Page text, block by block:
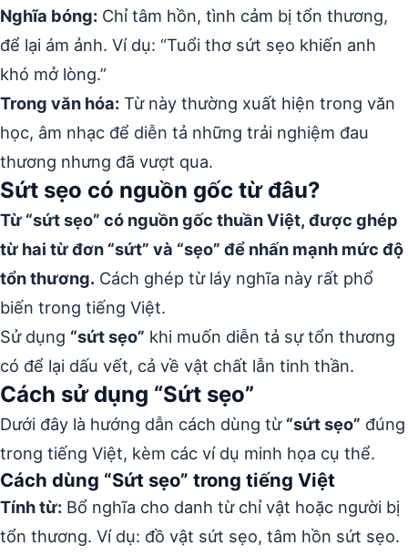
Nghĩa bóng: Chỉ tâm hồn, tình cảm bị tổn thương,
để lại ám ảnh. Ví dụ: “Tuổi thơ sứt sẹo khiến anh
khó mở lòng.”
Trong văn hóa: Từ này thường xuất hiện trong văn
học, âm nhạc để diễn tả những trải nghiệm đau
thương nhưng đã vượt qua.
Sứt sẹo có nguồn gốc từ đâu?
Từ “sứt sẹo” có nguồn gốc thuần Việt, được ghép
từ hai từ đơn “sứt” và “sẹo” để nhấn mạnh mức độ
tổn thương. Cách ghép từ láy nghĩa này rất phổ
biến trong tiếng Việt.
Sử dụng “sứt sẹo” khi muốn diễn tả sự tổn thương
có để lại dấu vết, cả về vật chất lẫn tinh thần.
Cách sử dụng “Sứt sẹo”
Dưới đây là hướng dẫn cách dùng từ “sứt sẹo” đúng
trong tiếng Việt, kèm các ví dụ minh họa cụ thể.
Cách dùng “Sứt sẹo” trong tiếng Việt
Tính từ: Bổ nghĩa cho danh từ chỉ vật hoặc người bị
tổn thương. Ví dụ: đồ vật sứt sẹo, tâm hồn sứt sẹo.